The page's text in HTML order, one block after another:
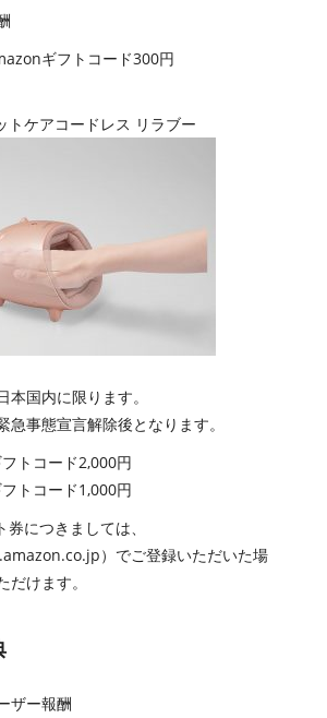
ギフトコード300円
トケアコードレス リラブー
国内に限ります。
事態宣言解除後となります。
トコード2,000円
トコード1,000円
につきましては、
）でご登録いただいた場
けます。
ザー報酬